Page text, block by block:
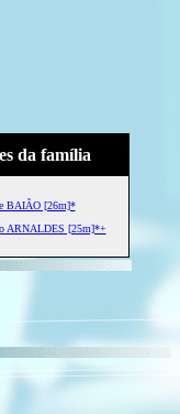
da família
BAIÃO [26m]*
ARNALDES [25m]*+